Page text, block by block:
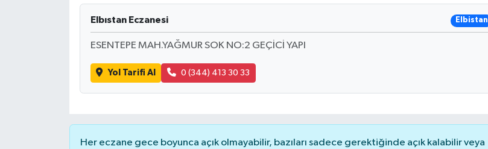
Elbıstan Eczanesi Elbistan
ESENTEPE MAH.YAĞMUR SOK NO:2 GEÇİCİ YAPI
Yol Tarifi Al 0 (344) 413 30 33
Her eczane gece boyunca açık olmayabilir, bazıları sadece gerektiğinde açık kalabilir veya